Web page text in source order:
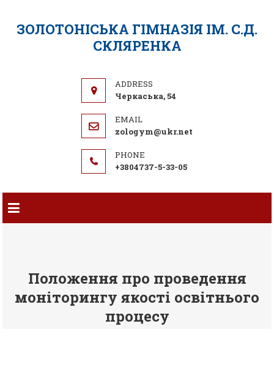
ЗОЛОТОНІСЬКА ГІМНАЗІЯ ІМ. С.Д.
СКЛЯРЕНКА
Черкаська, 54
zologym@ukr.net
+3804737-5-33-05
Положення про проведення
моніторингу якості освітнього
процесу